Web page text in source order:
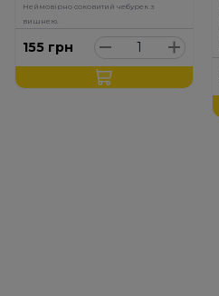
Неймовірно соковитий чебурек з
вишнею.
155 грн